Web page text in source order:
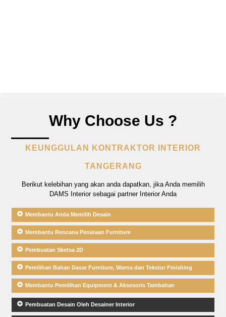
Why Choose Us ?
KEUNGGULAN KONTRAKTOR INTERIOR
TANGERANG
Berikut kelebihan yang akan anda dapatkan, jika Anda memilih
DAMS Interior sebagai partner Interior Anda
Membantu Anda Memilih Desain
Membantu Rencana Penataan Furniture
Pembuatan Sketsa 2D
Pemilihan Bahan Dasar Furniture, Warna dan Tekstur Finishing
Membantu Pemilihan Equipment & Aksesoris Tambahan
Pembuatan Desain Oleh Desainer Interior